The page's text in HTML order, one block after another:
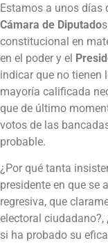
Estamos a unos días
Cámara de Diputado
constitucional en
en el poder y el
indicar que no tienen
mayoría calificada
que de último
votos de las
probable.
¿Por qué tanta
presidente en que se
regresiva, que
electoral ciudadano?,
si ha probado su